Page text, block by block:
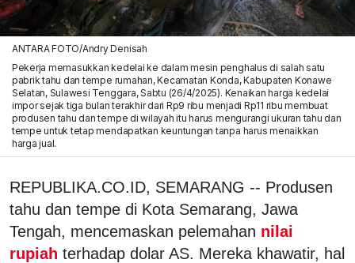
ANTARA FOTO/Andry Denisah
Pekerja memasukkan kedelai ke dalam mesin penghalus di salah satu
pabrik tahu dan tempe rumahan, Kecamatan Konda, Kabupaten Konawe
Selatan, Sulawesi Tenggara, Sabtu (26/4/2025). Kenaikan harga kedelai
impor sejak tiga bulan terakhir dari Rp9 ribu menjadi Rp11 ribu membuat
produsen tahu dan tempe di wilayah itu harus mengurangi ukuran tahu dan
tempe untuk tetap mendapatkan keuntungan tanpa harus menaikkan
harga jual.
REPUBLIKA.CO.ID, SEMARANG -- Produsen
tahu dan tempe di Kota Semarang, Jawa
Tengah, mencemaskan pelemahan nilai
rupiah terhadap dolar AS. Mereka khawatir, hal